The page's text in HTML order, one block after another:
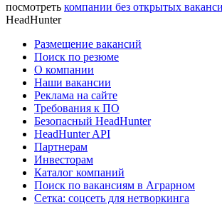
посмотреть компании без открытых
HeadHunter
Размещение вакансий
Поиск по резюме
О компании
Наши вакансии
Реклама на сайте
Требования к ПО
Безопасный HeadHunter
HeadHunter API
Партнерам
Инвесторам
Каталог компаний
Поиск по вакансиям в Аграрном
Сетка: соцсеть для нетворкинга